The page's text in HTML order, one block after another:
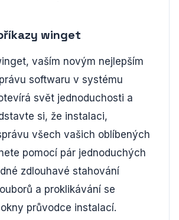
winget
vaším novým nejlepším
softwaru v systému
svět jednoduchosti a
si, že instalaci,
všech vašich oblíbených
pomocí pár jednoduchých
zdlouhavé stahování
a proklikávání se
průvodce instalací.